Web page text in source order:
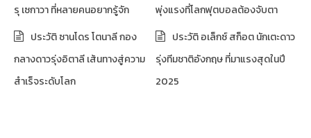
รุ เซกาวา ที่หลายคนอยากรู้จัก
พุ่งแรงที่โลกฟุตบอลต้องจับตา
ประวัติ ซานโดร โตนาลี กอง
กลางดาวรุ่งอิตาลี เส้นทางสู่ความ
สำเร็จระดับโลก
ประวัติ อเล็กซ์ สก็อต นักเตะดาว
รุ่งทีมชาติอังกฤษ ที่มาแรงสุดในปี
2025